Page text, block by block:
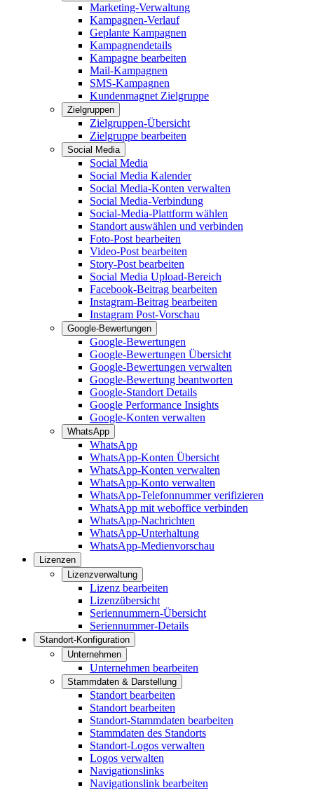
Marketing-Verwaltung
Kampagnen-Verlauf
Geplante Kampagnen
Kampagnendetails
Kampagne bearbeiten
Mail-Kampagnen
SMS-Kampagnen
Kundenmagnet Zielgruppe
Zielgruppen
Zielgruppen-Übersicht
Zielgruppe bearbeiten
Social Media
Social Media
Social Media Kalender
Social Media-Konten verwalten
Social Media-Verbindung
Social-Media-Plattform wählen
Standort auswählen und verbinden
Foto-Post bearbeiten
Video-Post bearbeiten
Story-Post bearbeiten
Social Media Upload-Bereich
Facebook-Beitrag bearbeiten
Instagram-Beitrag bearbeiten
Instagram Post-Vorschau
Google-Bewertungen
Google-Bewertungen
Google-Bewertungen Übersicht
Google-Bewertungen verwalten
Google-Bewertung beantworten
Google-Standort Details
Google Performance Insights
Google-Konten verwalten
WhatsApp
WhatsApp
WhatsApp-Konten Übersicht
WhatsApp-Konten verwalten
WhatsApp-Konto verwalten
WhatsApp-Telefonnummer verifizieren
WhatsApp mit weboffice verbinden
WhatsApp-Nachrichten
WhatsApp-Unterhaltung
WhatsApp-Medienvorschau
Lizenzen
Lizenzverwaltung
Lizenz bearbeiten
Lizenzübersicht
Seriennummern-Übersicht
Seriennummer-Details
Standort-Konfiguration
Unternehmen
Unternehmen bearbeiten
Stammdaten & Darstellung
Standort bearbeiten
Standort bearbeiten
Standort-Stammdaten bearbeiten
Stammdaten des Standorts
Standort-Logos verwalten
Logos verwalten
Navigationslinks
Navigationslink bearbeiten